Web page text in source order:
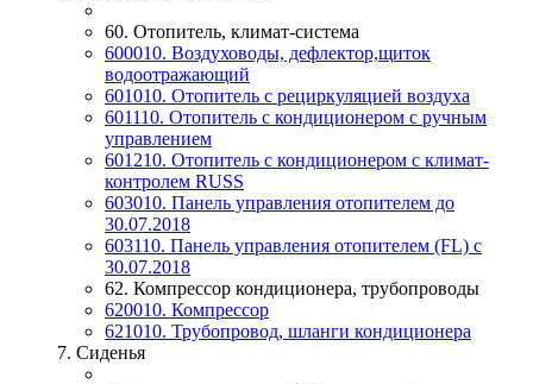
60. Отопитель, климат-система
600010. Воздуховоды, дефлектор,щиток
водоотражающий
601010. Отопитель с рециркуляцией воздуха
601110. Отопитель с кондиционером с ручным
управлением
601210. Отопитель с кондиционером с климат-
контролем RUSS
603010. Панель управления отопителем до
30.07.2018
603110. Панель управления отопителем (FL) c
30.07.2018
62. Компрессор кондиционера, трубопроводы
620010. Компрессор
621010. Трубопровод, шланги кондиционера
7. Сиденья